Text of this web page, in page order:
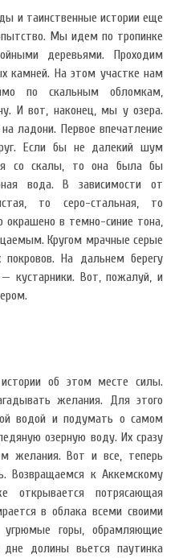
и таинственные истории еще
Мы идем по тропинке
деревьями. Проходим
камней. На этом участке нам
по скальным обломкам,
И вот, наконец, мы у озера.
ладони. Первое впечатление
Если бы не далекий шум
со скалы, то она была бы
вода. В зависимости от
то серо-стальная, то
окрашено в темно-синие тона,
Кругом мрачные серые
На дальнем берегу
кустарники. Вот, пожалуй, и
об этом месте силы.
желания. Для этого
водой и подумать о самом
озерную воду. Их сразу
желания. Вот и все, теперь
Возвращаемся к Аккемскому
открывается потрясающая
в облака всеми своими
горы, обрамляющие
долины вьется паутинка